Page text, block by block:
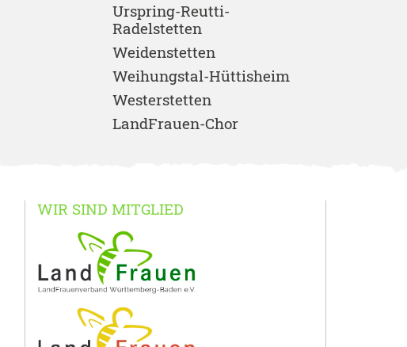
Urspring-Reutti-
Radelstetten
Weidenstetten
Weihungstal-Hüttisheim
Westerstetten
LandFrauen-Chor
WIR SIND MITGLIED